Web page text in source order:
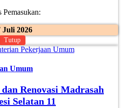
Pemasukan:
Juli 2026
Tutup
Umum
Renovasi Madrasah
Selatan 11